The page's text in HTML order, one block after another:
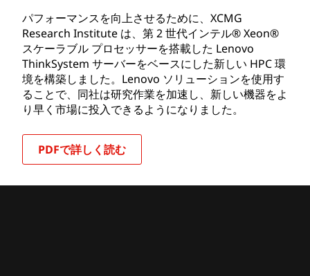
パフォーマンスを向上させるために、XCMG
Research Institute は、第 2 世代インテル® Xeon®
スケーラブル プロセッサーを搭載した Lenovo
ThinkSystem サーバーをベースにした新しい HPC 環
境を構築しました。Lenovo ソリューションを使用す
ることで、同社は研究作業を加速し、新しい機器をよ
り早く市場に投入できるようになりました。
PDFで詳しく読む